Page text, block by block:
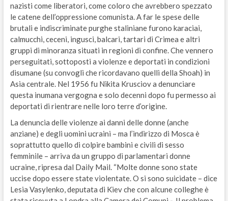
nazisti come liberatori, come coloro che avrebbero spezzato
le catene dell’oppressione comunista. A far le spese delle
brutali e indiscriminate purghe staliniane furono karaciai,
calmucchi, ceceni, ingusci, balcari, tartari di Crimea e altri
gruppi di minoranza situati in regioni di confine. Che vennero
perseguitati, sottoposti a violenze e deportati in condizioni
disumane (su convogli che ricordavano quelli della Shoah) in
Asia centrale. Nel 1956 fu Nikita Krusciov a denunciare
questa inumana vergogna e solo decenni dopo fu permesso ai
deportati di rientrare nelle loro terre d’origine.
La denuncia delle violenze ai danni delle donne (anche
anziane) e degli uomini ucraini – ma l’indirizzo di Mosca è
soprattutto quello di colpire bambini e civili di sesso
femminile – arriva da un gruppo di parlamentari donne
ucraine, ripresa dal Daily Mail. “Molte donne sono state
uccise dopo essere state violentate. O si sono suicidate – dice
Lesia Vasylenko, deputata di Kiev che con alcune colleghe è